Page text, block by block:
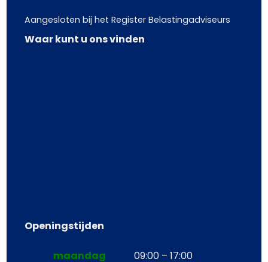
Aangesloten bij het Register Belastingadviseurs
Waar kunt u ons vinden
Openingstijden
maandag 09:00 – 17:00